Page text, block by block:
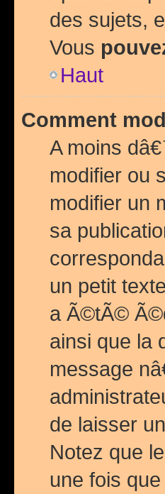
des sujets,
Vous
Haut
Comment
A moins
modifier ou
modifier un
sa
un petit
a Ã©tÃ©
ainsi que la
message
de laisser
Notez que
une fois